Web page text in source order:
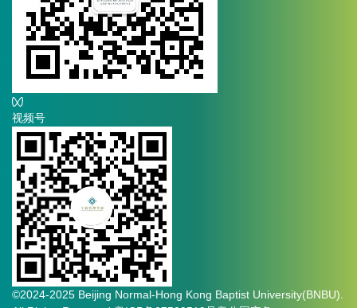
视频号
©2024-2025 Beijing Normal-Hong Kong Baptist University(BNBU).